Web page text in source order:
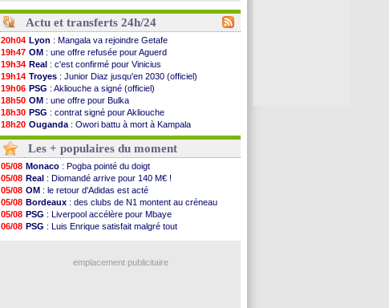
Actu et transferts 24h/24
20h04 Lyon : Mangala va rejoindre Getafe
19h47 OM : une offre refusée pour Aguerd
19h34 Real : c'est confirmé pour Vinicius
19h14 Troyes : Junior Diaz jusqu'en 2030 (officiel)
19h06 PSG : Akliouche a signé (officiel)
18h50 OM : une offre pour Bulka
18h30 PSG : contrat signé pour Akliouche
18h20 Ouganda : Owori battu à mort à Kampala
17h58 Arsenal: Arteta veut créer une dynastie
17h47
Chelsea: Palace a fait son offre pour Disasi
17h34 FIFA: le gouvernement espagnol s'en mêle
17h22
PSG: l'étonnante rumeur Gusto
17h10
Bologne: Dallinga est sur le marché
16h59
OM : accord trouvé avec Man City pour Rulli
16h53
OM: Medina vers Leverkusen pour 25 M€
16h45
Uruguay: Forlan nommé sélectionneur (officiel)
16h34
Séville: Juanlu signe à Bournemouth (officiel)
: Rodri préfère le Barça au Real !
Les + populaires du moment
05/08 Monaco : Pogba pointé du doigt
05/08 Real : Diomandé arrive pour 140 M€ !
05/08 OM : le retour d'Adidas est acté
05/08 Bordeaux : des clubs de N1 montent au créneau
05/08 PSG : Liverpool accélère pour Mbaye
06/08 PSG : Luis Enrique satisfait malgré tout
emplacement publicitaire